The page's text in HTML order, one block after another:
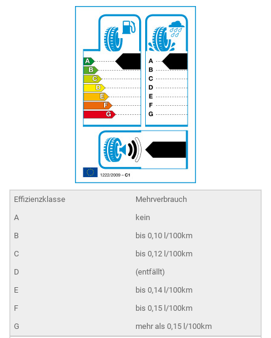
Mehrverbrauch
kein
bis 0,10 l/100km
bis 0,12 l/100km
(entfällt)
bis 0,14 l/100km
bis 0,15 l/100km
mehr als 0,15 l/100km